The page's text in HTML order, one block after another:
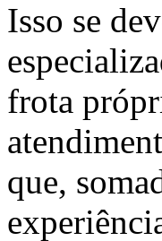
Isso se
frota
que,